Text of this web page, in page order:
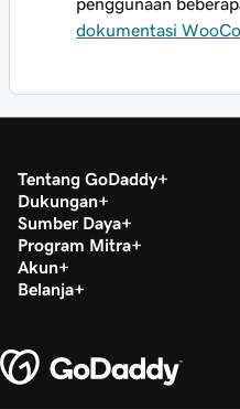
dokumentasi
Tentang GoDaddy
Dukungan
Sumber Daya
Program Mitra
Akun
Belanja